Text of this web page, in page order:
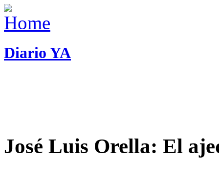
Diario YA
José Luis Orella: El